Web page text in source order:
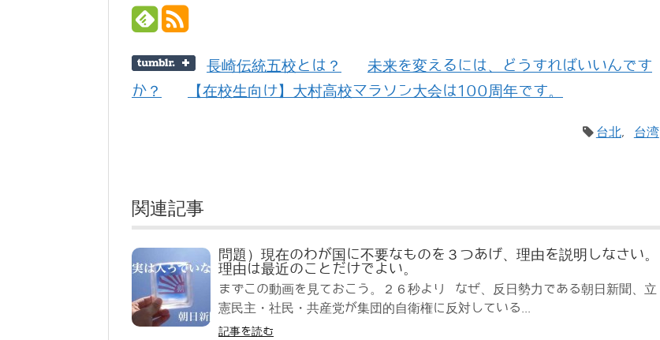
長崎伝統五校とは？
未来を変えるには、どうすればいいんです
か？
【在校生向け】大村高校マラソン大会は100周年です。
台北, 台湾
関連記事
問題）現在のわが国に不要なものを３つあげ、理由を説明しなさい。
理由は最近のことだけでよい。
まずこの動画を見ておこう。２６秒より なぜ、反日勢力である朝日新聞、立
憲民主・社民・共産党が集団的自衛権に反対している...
記事を読む